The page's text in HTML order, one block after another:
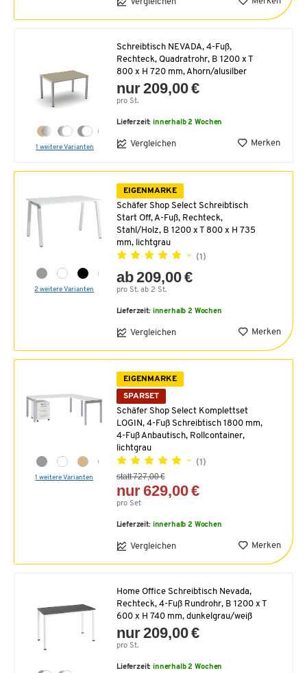
1 weitere Varianten
Schreibtisch NEVADA, 4-Fuß,
Rechteck, Quadratrohr, B 1200 x T
800 x H 720 mm, Ahorn/alusilber
nur 209,00 €
pro St.
Lieferzeit:innerhalb 2 Wochen
Vergleichen Merken
2 weitere Varianten
EIGENMARKE
Schäfer Shop Select Schreibtisch
Start Off, A-Fuß, Rechteck,
Stahl/Holz, B 1200 x T 800 x H 735
mm, lichtgrau
(1)
ab 209,00 €
pro St. ab 2 St.
Lieferzeit: innerhalb 2 Wochen
Vergleichen Merken
1 weitere Varianten
EIGENMARKE
SPARSET
Schäfer Shop Select Komplettset
LOGIN, 4-Fuß Schreibtisch 1800 mm,
4-Fuß Anbautisch, Rollcontainer,
lichtgrau
(1)
statt 727,00 €
nur 629,00 €
pro Set
Lieferzeit: innerhalb 2 Wochen
Vergleichen Merken
Home Office Schreibtisch Nevada,
Rechteck, 4-Fuß Rundrohr, B 1200 x T
600 x H 740 mm, dunkelgrau/weiß
nur 209,00 €
pro St.
Lieferzeit:innerhalb 2 Wochen